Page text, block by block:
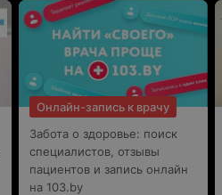
Онлайн-запись к врачу
Забота о здоровье: поиск
специалистов, отзывы
пациентов и запись онлайн
на 103.by